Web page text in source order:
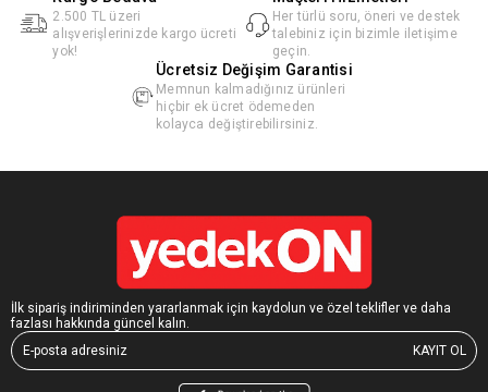
2.500 TL üzeri
alışverişlerinizde kargo ücreti
yok!
Her türlü soru, öneri ve destek
talebiniz için bizimle iletişime
geçin.
Ücretsiz Değişim Garantisi
Memnun kalmadığınız ürünleri
hiçbir ek ücret ödemeden
kolayca değiştirebilirsiniz.
İlk sipariş indiriminden yararlanmak için kaydolun ve özel teklifler ve daha
fazlası hakkında güncel kalın.
KAYIT OL